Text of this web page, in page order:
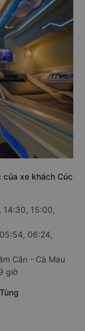
xe khách Cúc
14:30, 15:00,
06:24,
Căn - Cà Mau
giờ